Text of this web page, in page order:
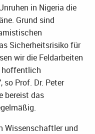
in Nigeria die
Grund sind
Sicherheitsrisiko für
wir die Feldarbeiten
hoffentlich
so Prof. Dr. Peter
bereist das
Wissenschaftler und